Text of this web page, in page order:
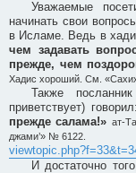
Уважаемые
начинать свои
в Исламе. Ведь в
чем задавать
прежде, чем
Хадис хороший. См.
Также
приветствует)
прежде салама!» ат-
джами’» № 6122.
И достаточно